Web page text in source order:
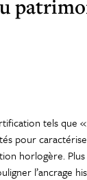
tels que
pour
horlogère.
l’ancrage